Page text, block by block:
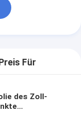
Für
des Zoll-